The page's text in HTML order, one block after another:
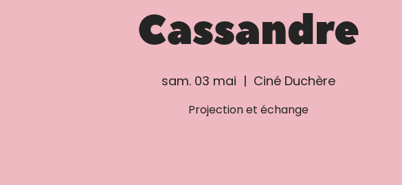
Cassandre
sam. 03 mai
  |
Ciné Duchère
Projection et échange